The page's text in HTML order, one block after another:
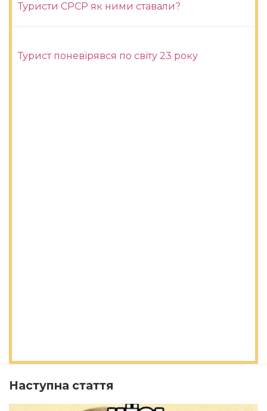
Туристи СРСР як ними ставали?
Турист поневірявся по світу 23 року
Наступна стаття